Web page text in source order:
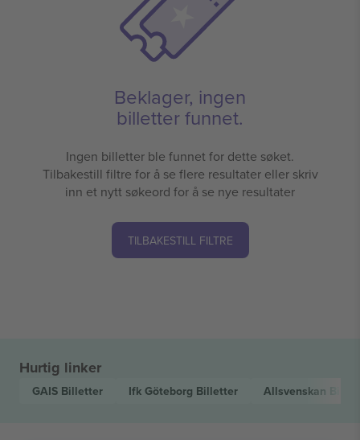
Beklager, ingen
billetter funnet.
Ingen billetter ble funnet for dette søket.
Tilbakestill filtre for å se flere resultater eller skriv
inn et nytt søkeord for å se nye resultater
TILBAKESTILL FILTRE
Hurtig linker
GAIS Billetter Ifk Göteborg Billetter Allsvenskan